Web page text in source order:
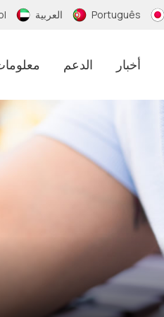
العربية Português
الدعم أخبار